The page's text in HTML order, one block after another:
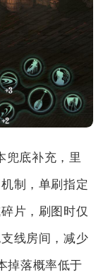
兜底补充，里
制，单刷指定
片，刷图时仅
线房间，减少
掉落概率低于